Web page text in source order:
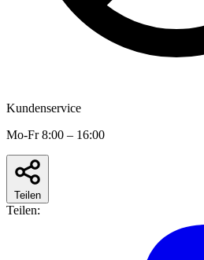
Kundenservice
Mo-Fr 8:00 – 16:00
Teilen
Teilen: